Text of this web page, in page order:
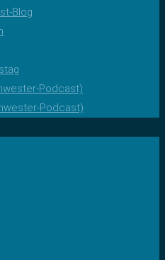
Blog
Podcast)
Podcast)